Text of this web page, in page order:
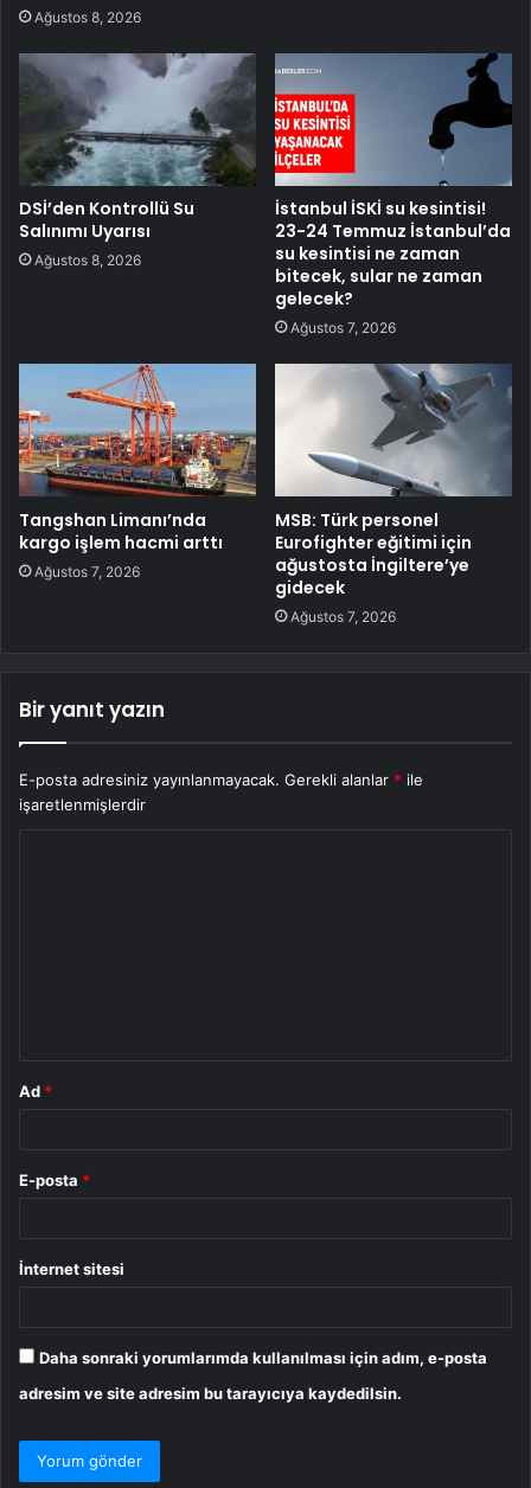
Ağustos 8, 2026
DSİ’den Kontrollü Su
Salınımı Uyarısı
Ağustos 8, 2026
İstanbul İSKİ su kesintisi!
23-24 Temmuz İstanbul’da
su kesintisi ne zaman
bitecek, sular ne zaman
gelecek?
Ağustos 7, 2026
Tangshan Limanı’nda
kargo işlem hacmi arttı
Ağustos 7, 2026
MSB: Türk personel
Eurofighter eğitimi için
ağustosta İngiltere’ye
gidecek
Ağustos 7, 2026
Bir yanıt yazın
E-posta adresiniz yayınlanmayacak. Gerekli alanlar * ile
işaretlenmişlerdir
Ad *
E-posta *
İnternet sitesi
Daha sonraki yorumlarımda kullanılması için adım, e-posta
adresim ve site adresim bu tarayıcıya kaydedilsin.